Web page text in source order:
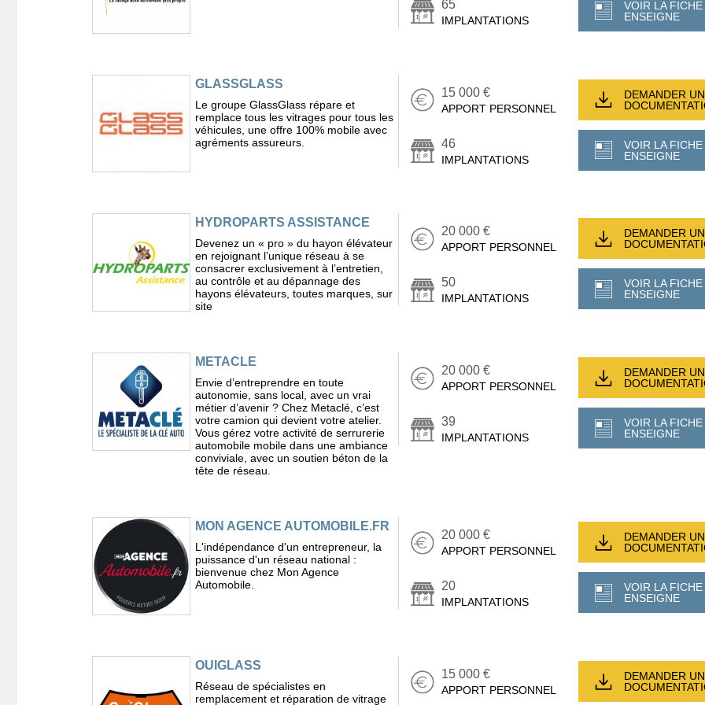
65
IMPLANTATIONS
VOIR LA FICHE
ENSEIGNE
GLASSGLASS
Le groupe GlassGlass répare et
remplace tous les vitrages pour tous les
véhicules, une offre 100% mobile avec
agréments assureurs.
15 000 €
APPORT PERSONNEL
46
IMPLANTATIONS
DEMANDER
VOIR LA FICHE
ENSEIGNE
HYDROPARTS ASSISTANCE
Devenez un « pro » du hayon élévateur
en rejoignant l’unique réseau à se
consacrer exclusivement à l’entretien,
au contrôle et au dépannage des
hayons élévateurs, toutes marques, sur
site
20 000 €
APPORT PERSONNEL
50
IMPLANTATIONS
DEMANDER
VOIR LA FICHE
ENSEIGNE
METACLE
Envie d’entreprendre en toute
autonomie, sans local, avec un vrai
métier d’avenir ? Chez Metaclé, c’est
votre camion qui devient votre atelier.
Vous gérez votre activité de serrurerie
automobile mobile dans une ambiance
conviviale, avec un soutien béton de la
tête de réseau.
20 000 €
APPORT PERSONNEL
39
IMPLANTATIONS
DEMANDER
VOIR LA FICHE
ENSEIGNE
MON AGENCE AUTOMOBILE.FR
L'indépendance d'un entrepreneur, la
puissance d'un réseau national :
bienvenue chez Mon Agence
Automobile.
20 000 €
APPORT PERSONNEL
20
IMPLANTATIONS
DEMANDER
VOIR LA FICHE
ENSEIGNE
OUIGLASS
Réseau de spécialistes en
remplacement et réparation de vitrage
15 000 €
APPORT PERSONNEL
DEMANDER